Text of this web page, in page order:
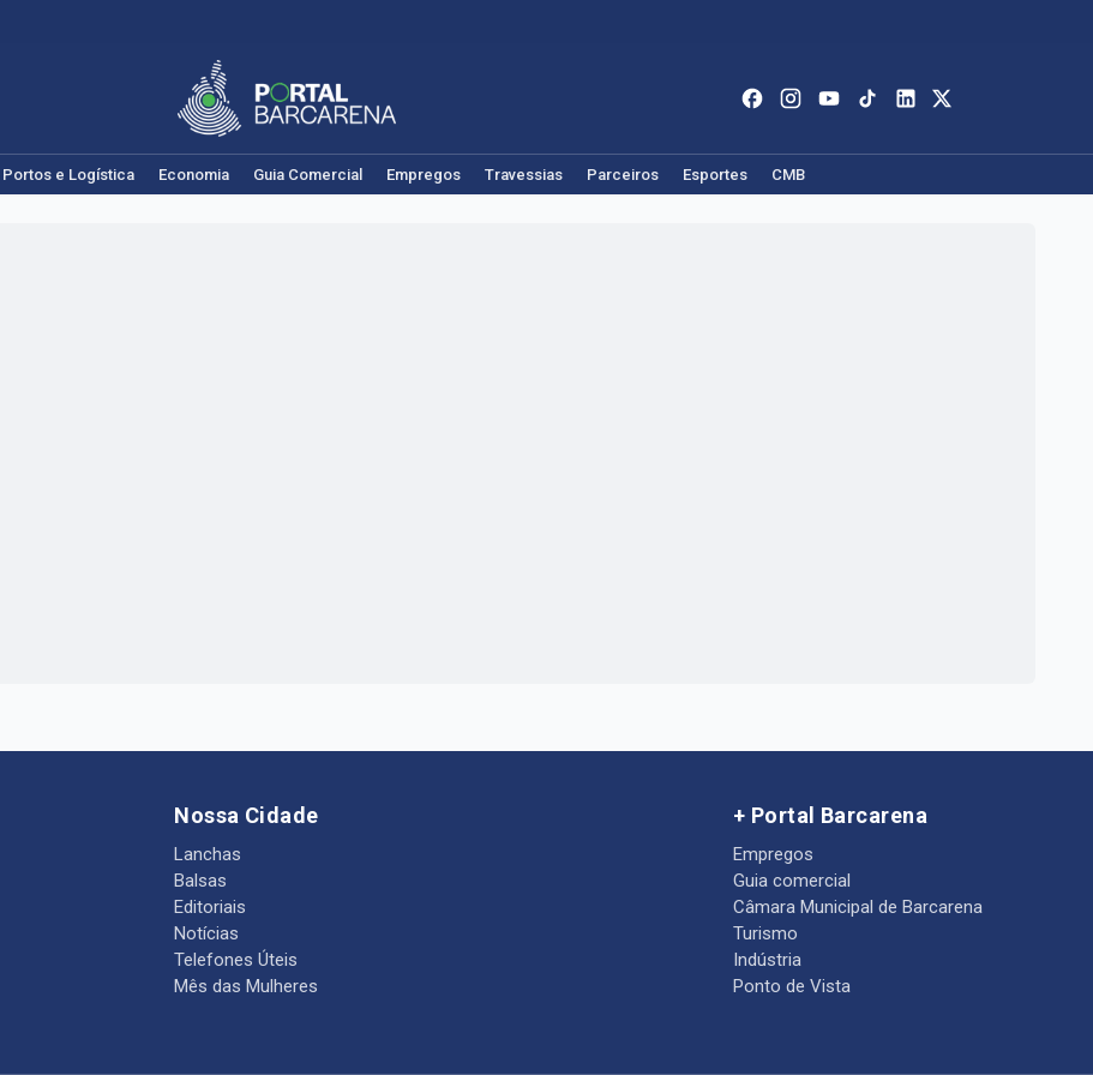
Portos e Logística Economia Guia Comercial Empregos Travessias Parceiros Esportes CMB
Nossa Cidade
Lanchas
Balsas
Editoriais
Notícias
Telefones Úteis
Mês das Mulheres
+ Portal Barcarena
Empregos
Guia comercial
Câmara Municipal de Barcarena
Turismo
Indústria
Ponto de Vista